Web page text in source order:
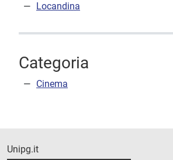
Locandina
Categoria
Cinema
Unipg.it